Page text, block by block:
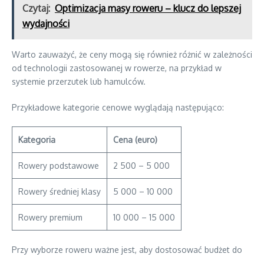
Czytaj: Optimizacja masy roweru – klucz do lepszej
wydajności
Warto zauważyć, że ceny mogą się również różnić w zależności
od technologii zastosowanej w rowerze, na przykład w
systemie przerzutek lub hamulców.
Przykładowe kategorie cenowe wyglądają następująco:
Kategoria Cena (euro)
Rowery podstawowe 2 500 – 5 000
Rowery średniej klasy 5 000 – 10 000
Rowery premium 10 000 – 15 000
Przy wyborze roweru ważne jest, aby dostosować budżet do